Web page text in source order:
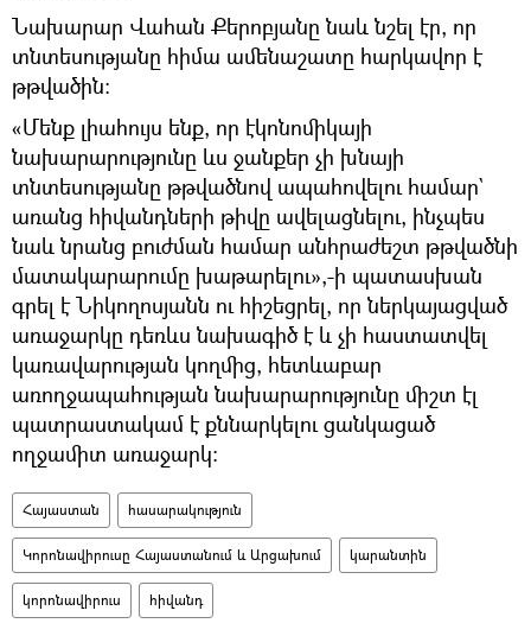
Նախարար Վահան Քերոբյանը նաև նշել էր, որ
տնտեսությանը հիմա ամենաշատը հարկավոր է
թթվածին:
«Մենք լիահույս ենք, որ էկոնոմիկայի
նախարարությունը ևս ջանքեր չի խնայի
տնտեսությանը թթվածնով ապահովելու համար`
առանց հիվանդների թիվը ավելացնելու, ինչպես
նաև նրանց բուժման համար անհրաժեշտ թթվածնի
մատակարարումը խաթարելու»,-ի պատասխան
գրել է Նիկողոսյանն ու հիշեցրել, որ ներկայացված
առաջարկը դեռևս նախագիծ է և չի հաստատվել
կառավարության կողմից, հետևաբար
առողջապահության նախարարությունը միշտ էլ
պատրաստակամ է քննարկելու ցանկացած
ողջամիտ առաջարկ։
Հայաստան հասարակություն
Կորոնավիրուսը Հայաստանում և Արցախում կարանտին
կորոնավիրուս հիվանդ